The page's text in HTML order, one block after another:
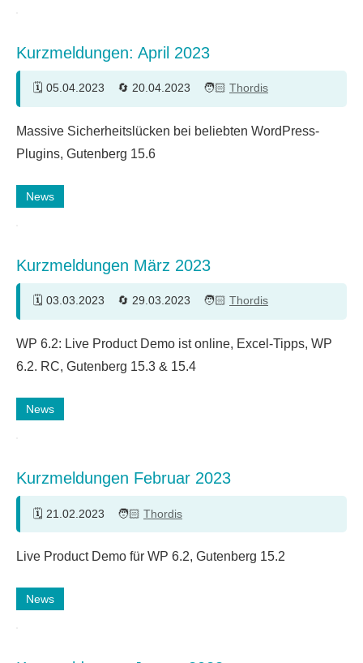
Kurzmeldungen: April 2023
05.04.2023 20.04.2023 Thordis
Kommentar
Massive Sicherheitslücken bei beliebten WordPress-
Plugins, Gutenberg 15.6
News
Kurzmeldungen März 2023
03.03.2023 29.03.2023 Thordis
WP 6.2: Live Product Demo ist online, Excel-Tipps, WP
6.2. RC, Gutenberg 15.3 & 15.4
News
Kurzmeldungen Februar 2023
21.02.2023 Thordis
Live Product Demo für WP 6.2, Gutenberg 15.2
News